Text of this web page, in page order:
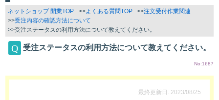
ネットショップ 開業TOP よくある質問TOP
注文受付作業関連
受注内容の確認方法について
受注ステータスの利用方法について教えてください。
受注ステータスの利用方法について教えてください。
No:1687
最終更新日: 2023/08/25